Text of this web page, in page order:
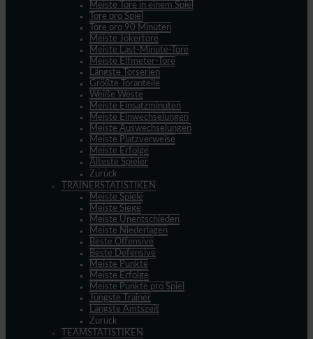
Meiste Tore in einem Spiel
Tore pro Spiel
Tore pro 90 Minuten
Meiste Jokertore
Meiste Last-Minute-Tore
Meiste Elfmeter-Tore
Längste Torserien
Größte Toranteile
Weiße Weste
Meiste Einsatzminuten
Meiste Einwechselungen
Meiste Auswechselungen
Meiste Platzverweise
Meiste Erfolge
Älteste Spieler
Zurück
TRAINERSTATISTIKEN
Meiste Spiele
Meiste Siege
Meiste Unentschieden
Meiste Niederlagen
Beste Offensive
Beste Defensive
Meiste Punkte
Meiste Erfolge
Meiste Punkte pro Spiel
Jüngste Trainer
Längste Amtszeit
Zurück
TEAMSTATISTIKEN